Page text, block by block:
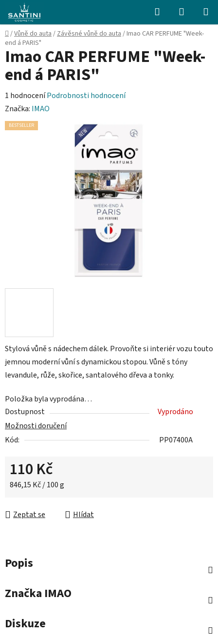
obsah
Hledat
KOŠÍK
Domů
/Vůně do auta/Závěsné vůně do auta/Imao CAR PERFUME "Week-
end á PARIS"
Stylová vůně s nádechem dálek. Provoňte si interiér vozu touto
jemnou moderní vůní s dynamickou stopou. Vůně s tóny
levandule, růže, skořice, santalového dřeva a tonky.
Položka byla vyprodána…
Dostupnost
Vyprodáno
Možnosti doručení
Kód:
PP07400A
110 Kč
Měrná cena:
846,15 Kč / 100 g
Zeptat se Hlídat
Imao CAR PERFUME "Week-
end á PARIS"
Průměrné
hodnocení
produktu
1 hodnoceníPodrobnosti hodnocení
Značka: IMAO
BESTSELLER
Popis
Značka IMAO
Diskuze